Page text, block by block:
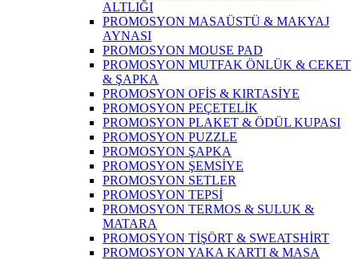
ALTLIĞI
PROMOSYON MASAÜSTÜ & MAKYAJ
AYNASI
PROMOSYON MOUSE PAD
PROMOSYON MUTFAK ÖNLÜK & CEKET
& ŞAPKA
PROMOSYON OFİS & KIRTASİYE
PROMOSYON PEÇETELİK
PROMOSYON PLAKET & ÖDÜL KUPASI
PROMOSYON PUZZLE
PROMOSYON ŞAPKA
PROMOSYON ŞEMSİYE
PROMOSYON SETLER
PROMOSYON TEPSİ
PROMOSYON TERMOS & SULUK &
MATARA
PROMOSYON TİŞÖRT & SWEATSHİRT
PROMOSYON YAKA KARTI & MASA